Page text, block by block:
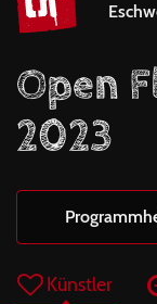
Open
2023
Künstler